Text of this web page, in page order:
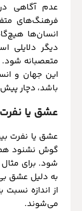
عدم آگاهی
فرهنگ‌های
انسان‌ها
دیگر دلایلی
متعصبانه شود.
این جهان و
باشد، دچار
عشق یا
عشق یا نفرت
گوش نشنود هم
شود. برای
به دلیل عشق
از اندازه
می‌شوند.